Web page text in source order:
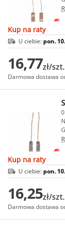
Kup na raty
U ciebie: pon.
16,77zł/szt.
Darmowa dostawa
Kup na raty
U ciebie: pon.
16,25zł/szt.
Darmowa dostawa